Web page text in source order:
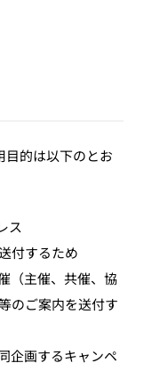
目的は以下のとお
ス
付するため
（主催、共催、協
のご案内を送付す
企画するキャンペ